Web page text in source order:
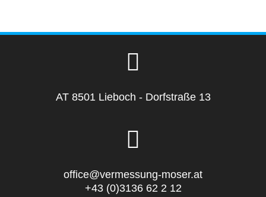
AT 8501 Lieboch - Dorfstraße 13
office@vermessung-moser.at
+43 (0)3136 62 2 12